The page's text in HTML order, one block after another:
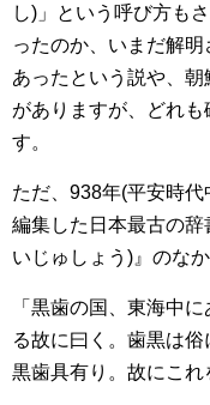
し)」という呼び方も
ったのか、いまだ解
あったという説や、
がありますが、どれ
す。
ただ、938年(平安時
編集した日本最古の
いじゅしょう)』のな
「黒歯の国、東海中
る故に曰く。歯黒は
黒歯具有り。故にこれ